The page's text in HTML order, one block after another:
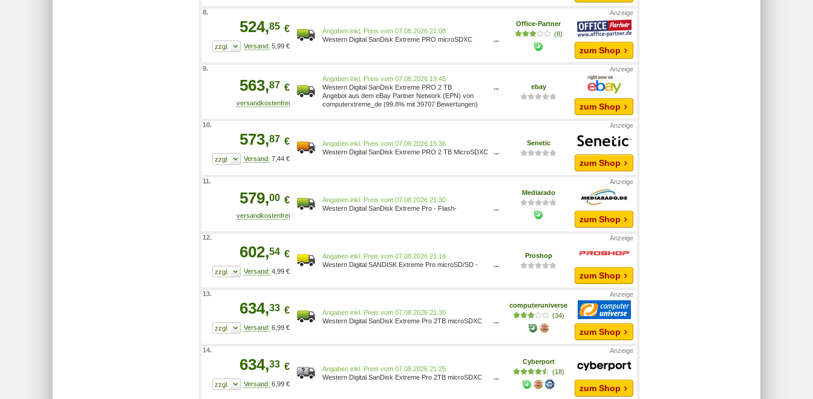
8.
524,85 €
5,99 €
Preis vom 07.08.2026 21:08
Western Digital SanDisk Extreme PRO microSDXC
...
Office-Partner
(8)
zum Shop
9.
563,87 €
Preis vom 07.08.2026 19:45
Western Digital SanDisk Extreme PRO 2 TB
microSDXC, Speicherkarte UHS-I U3, Class 10, V30, A2
SDSQXCD-2T00-GN6MA
...
Angebot aus dem eBay Partner Network (EPN) von
computerxtreme_de (99.8% mit 39707 Bewertungen)
ebay
zum Shop
10.
573,87 €
7,44 €
Preis vom 07.08.2026 15:36
Western Digital SanDisk Extreme PRO 2 TB MicroSDXC
...
Senetic
zum Shop
11.
579,00 €
Preis vom 07.08.2026 21:30
Western Digital SanDisk Extreme Pro - Flash-
...
Mediarado
zum Shop
12.
602,54 €
4,99 €
Preis vom 07.08.2026 21:16
Western Digital SANDISK Extreme Pro microSD/SD -
...
Proshop
zum Shop
13.
634,33 €
6,99 €
Preis vom 07.08.2026 21:30
Western Digital SanDisk Extreme Pro 2TB microSDXC
...
computeruniverse
(34)
zum Shop
14.
634,33 €
6,99 €
Preis vom 07.08.2026 21:25
Western Digital SanDisk Extreme Pro 2TB microSDXC
...
Cyberport
(18)
zum Shop